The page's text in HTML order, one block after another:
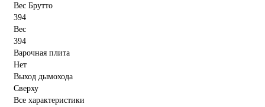
Вес Брутто
394
Вес
394
Варочная плита
Нет
Выход дымохода
Сверху
Все характеристики